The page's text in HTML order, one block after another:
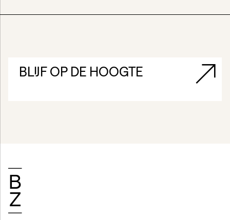
BLIJF OP DE HOOGTE